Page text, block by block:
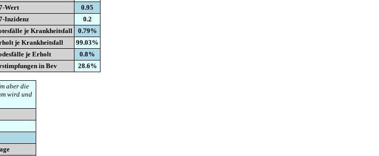
Wert
0.95
Inzidenz
0.2
je Krankheitsfall
0.79%
je Krankheitsfall
99.03%
je Erholt
0.8%
in Bev
28.6%
aber die
wird und